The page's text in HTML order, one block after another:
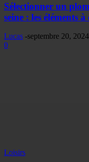
Sélectionner un
seine : les éléments
Lucas -septembre 20, 2024
0
Loisirs